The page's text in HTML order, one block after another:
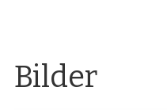
Bilder